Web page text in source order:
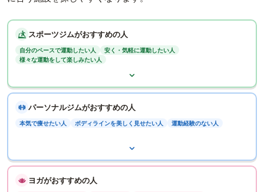
スポーツジムがおすすめの人
自分のペースで運動したい人
安く・気軽に運動したい人
様々な運動をして楽しみたい人
パーソナルジムがおすすめの人
本気で痩せたい人 ボディラインを美しく見せたい人 運動経験のない人
ヨガがおすすめの人